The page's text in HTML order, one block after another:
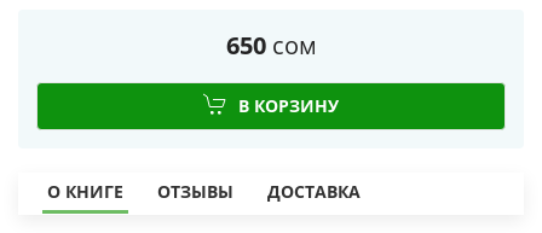
650 сом
В КОРЗИНУ
О КНИГЕ ОТЗЫВЫ ДОСТАВКА